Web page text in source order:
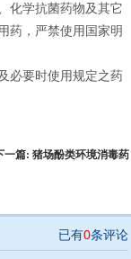
化学抗菌药物及其它
药，严禁使用国家明
必要时使用规定之药
一篇: 猪场酚类环境消毒药